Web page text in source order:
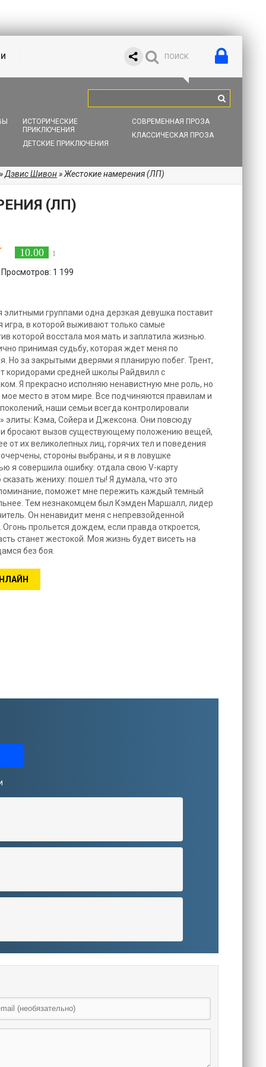
ИСТОРИЧЕСКИЕ
ПРИКЛЮЧЕНИЯ
ДЕТСКИЕ ПРИКЛЮЧЕНИЯ
СОВРЕМЕННАЯ ПРОЗА
КЛАССИЧЕСКАЯ ПРОЗА
»Дэвис Шивон» Жестокие намерения (ЛП)
(ЛП)
10.00 1
1 199
группами одна дерзкая девушка поставит
в которой выживают только самые
которой восстала моя мать и заплатила жизнью.
принимая судьбу, которая ждет меня по
Но за закрытыми дверями я планирую побег. Трент,
коридорами средней школы Райдвилл с
Я прекрасно исполняю ненавистную мне роль, но
место в этом мире. Все подчиняются правилам и
наши семьи всегда контролировали
элиты: Кэма, Сойера и Джексона. Они повсюду
бросают вызов существующему положению вещей,
от их великолепных лиц, горячих тел и поведения
стороны выбраны, и я в ловушке
я совершила ошибку: отдала свою V-карту
жениху: пошел ты! Я думала, что это
поможет мне пережить каждый темный
Тем незнакомцем был Кэмден Маршалл, лидер
Он ненавидит меня с непревзойденной
прольется дождем, если правда откроется,
станет жестокой. Моя жизнь будет висеть на
без боя.